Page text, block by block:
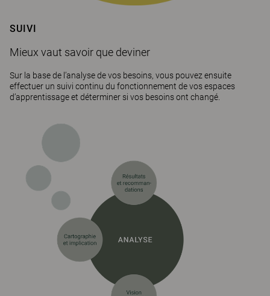
SUIVI
Mieux vaut savoir que deviner
Sur la base de l’analyse de vos besoins, vous pouvez ensuite
effectuer un suivi continu du fonctionnement de vos espaces
d’apprentissage et déterminer si vos besoins ont changé.